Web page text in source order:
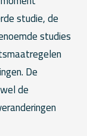
studie, de
studies
De
de